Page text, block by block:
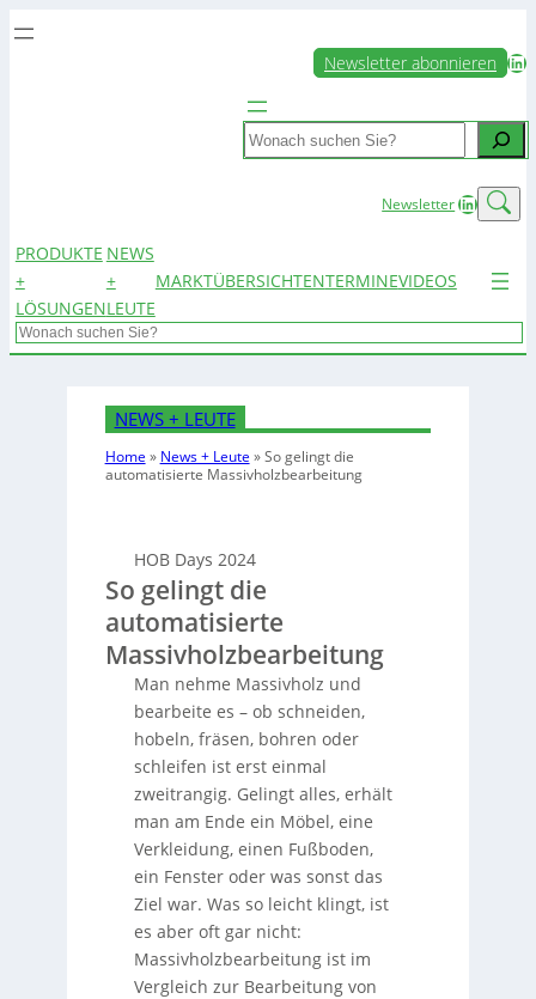
Newsletter abonnieren LinkedIn
Search
NewsletterLinkedIn
PRODUKTE
+
LÖSUNGEN
NEWS
+
LEUTE
MARKTÜBERSICHTENTERMINEVIDEOS
Search
NEWS + LEUTE
Home » News + Leute »So gelingt die
automatisierte Massivholzbearbeitung
HOB Days 2024
So gelingt die
automatisierte
Massivholzbearbeitung
Man nehme Massivholz und
bearbeite es – ob schneiden,
hobeln, fräsen, bohren oder
schleifen ist erst einmal
zweitrangig. Gelingt alles, erhält
man am Ende ein Möbel, eine
Verkleidung, einen Fußboden,
ein Fenster oder was sonst das
Ziel war. Was so leicht klingt, ist
es aber oft gar nicht:
Massivholzbearbeitung ist im
Vergleich zur Bearbeitung von